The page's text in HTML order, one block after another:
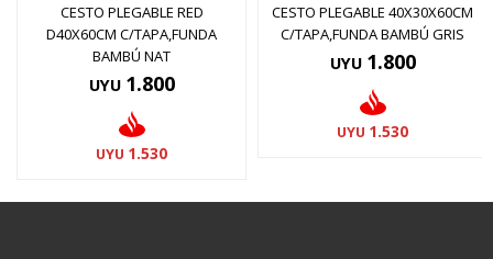
CESTO PLEGABLE RED
D40X60CM C/TAPA,FUNDA
BAMBÚ NAT
UYU 1.800
UYU 1.530
CESTO PLEGABLE 40X30X60CM
C/TAPA,FUNDA BAMBÚ GRIS
UYU 1.800
UYU 1.530